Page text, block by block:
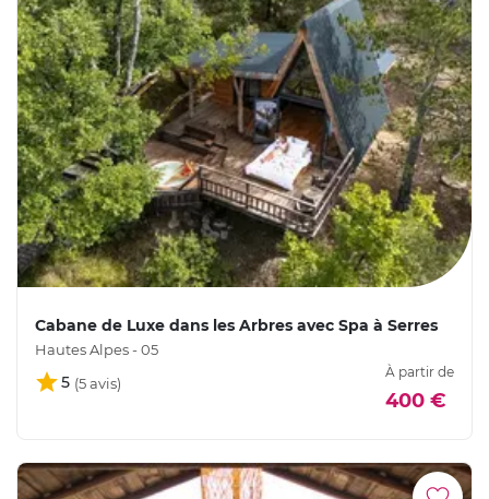
Cabane de Luxe dans les Arbres avec Spa à Serres
Hautes Alpes - 05
5
À partir de
400 €